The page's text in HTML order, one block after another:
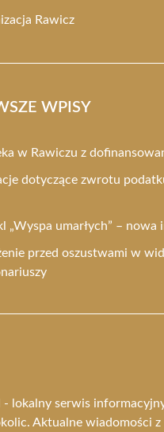
Rawicz
WPISY
w Rawiczu z
dotyczące zwrotu
„Wyspa umarłych” –
przed oszustwami w
- lokalny serwis
Aktualne wiadomości z